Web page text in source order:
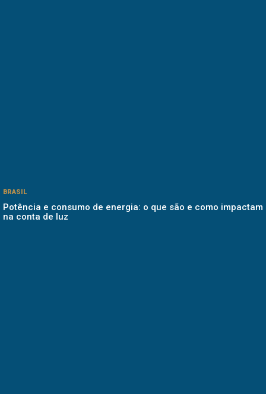
BRASIL
Potência e consumo de energia: o que são e como impactam
na conta de luz